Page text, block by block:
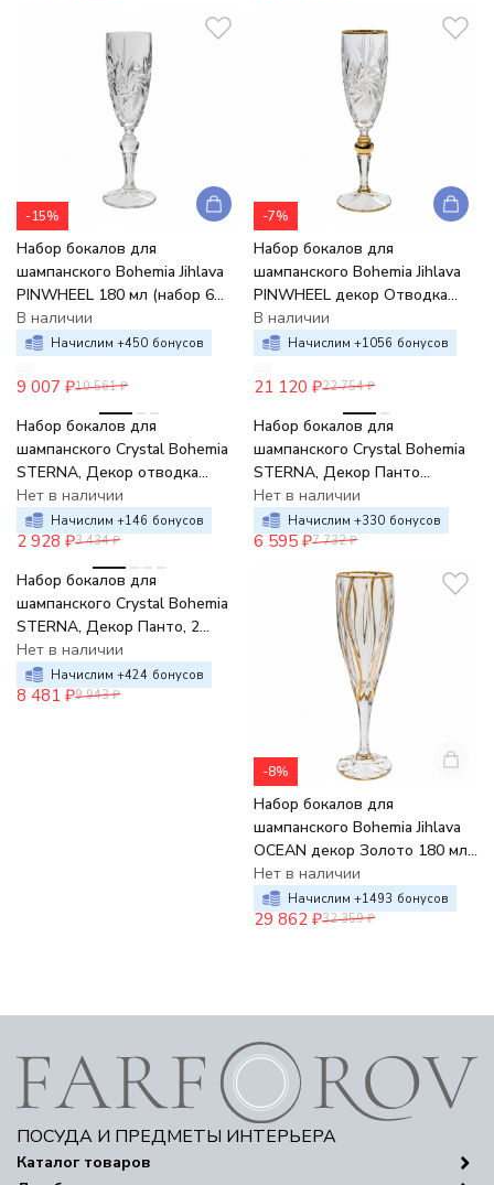
-15%
Набор бокалов для
шампанского Bohemia Jihlava
PINWHEEL 180 мл (набор 6
шт.) хрусталь
В наличии
Начислим +450 бонусов
9 007 ₽10 561 ₽
-7%
Набор бокалов для
шампанского Bohemia Jihlava
PINWHEEL декор Отводка
золото золотой шар 180 мл
(набор 6 шт.) хрустал
В наличии
Начислим +1056 бонусов
21 120 ₽22 754 ₽
-15%
Набор бокалов для
шампанского Crystal Bohemia
STERNA, Декор отводка
золото, 180 мл (набор 6 шт.)
Нет в наличии
Начислим +146 бонусов
2 928 ₽3 434 ₽
-15%
Набор бокалов для
шампанского Crystal Bohemia
STERNA, Декор Панто
платина, отводка золото, 180
мл (набор 6 шт.)
Нет в наличии
Начислим +330 бонусов
6 595 ₽7 732 ₽
-15%
Набор бокалов для
шампанского Crystal Bohemia
STERNA, Декор Панто, 2
отводки золото, 180 мл
(набор 6 шт.)
Нет в наличии
Начислим +424 бонусов
8 481 ₽9 943 ₽
-8%
Набор бокалов для
шампанского Bohemia Jihlava
OCEAN декор Золото 180 мл
(набор 6 шт.) Хрустальное
стекло
Нет в наличии
Начислим +1493 бонусов
29 862 ₽32 359 ₽
ПОСУДА И ПРЕДМЕТЫ ИНТЕРЬЕРА
Каталог товаров